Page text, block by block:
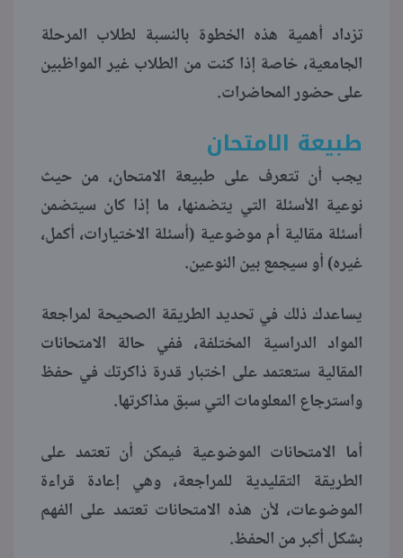
تزداد أهمية هذه الخطوة بالنسبة لطلاب المرحلة
الجامعية، خاصة إذا كنت من الطلاب غير المواظبين
على حضور المحاضرات.
طبيعة الامتحان
يجب أن تتعرف على طبيعة الامتحان، من حيث
نوعية الأسئلة التي يتضمنها، ما إذا كان سيتضمن
أسئلة مقالية أم موضوعية (أسئلة الاختيارات، أكمل،
غيره) أو سيجمع بين النوعين.
يساعدك ذلك في تحديد الطريقة الصحيحة لمراجعة
المواد الدراسية المختلفة، ففي حالة الامتحانات
المقالية ستعتمد على اختبار قدرة ذاكرتك في حفظ
واسترجاع المعلومات التي سبق مذاكرتها.
أما الامتحانات الموضوعية فيمكن أن تعتمد على
الطريقة التقليدية للمراجعة، وهي إعادة قراءة
الموضوعات، لأن هذه الامتحانات تعتمد على الفهم
بشكل أكبر من الحفظ.